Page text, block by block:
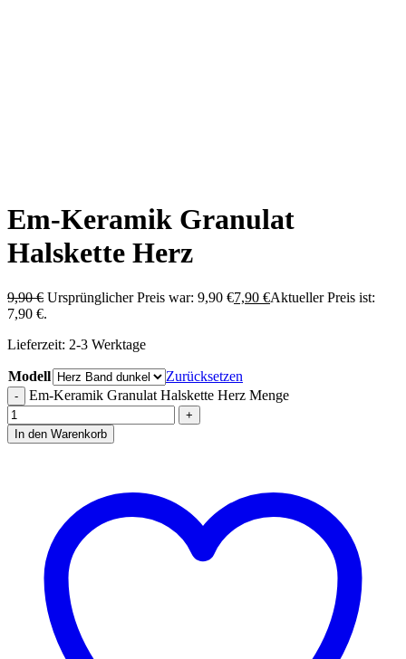
Em-Keramik Granulat
Halskette Herz
9,90€ Ursprünglicher Preis war: 9,90 €7,90 €Aktueller Preis ist:
7,90 €.
Lieferzeit: 2-3 Werktage
Modell
Zurücksetzen
Em-Keramik Granulat Halskette Herz Menge
In den Warenkorb